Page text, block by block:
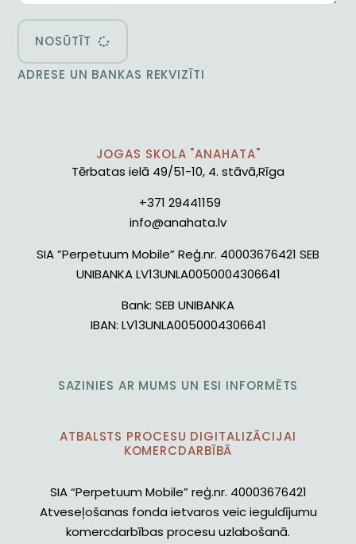
NOSŪTĪT
ADRESE UN BANKAS REKVIZĪTI
JOGAS SKOLA "ANAHATA"
Tērbatas ielā 49/51-10, 4. stāvā,Rīga
+371 29441159
info@anahata.lv
SIA ”Perpetuum Mobile” Reģ.nr. 40003676421 SEB
UNIBANKA LV13UNLA0050004306641
Bank: SEB UNIBANKA
IBAN: LV13UNLA0050004306641
SAZINIES AR MUMS UN ESI INFORMĒTS
ATBALSTS PROCESU DIGITALIZĀCIJAI
KOMERCDARBĪBĀ
SIA “Perpetuum Mobile” reģ.nr. 40003676421
Atveseļošanas fonda ietvaros veic ieguldījumu
komercdarbības procesu uzlabošanā.